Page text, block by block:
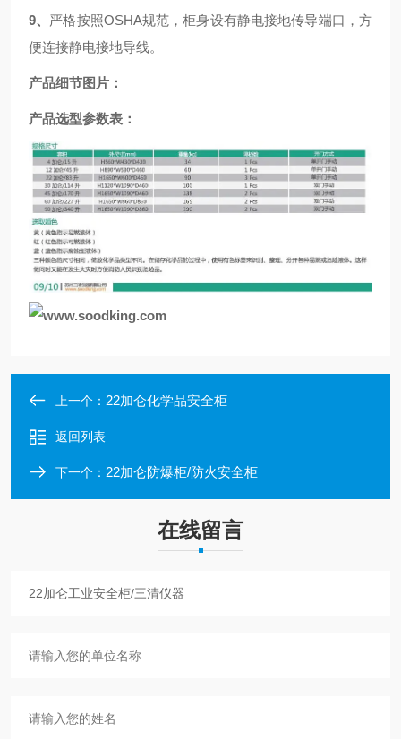
9、 严格按照OSHA规范，柜身设有静电接地传导端口，方
便连接静电接地导线。
产品细节图片：
产品选型参数表：
上一个： 22加仑化学品安全柜
返回列表
下一个： 22加仑防爆柜/防火安全柜
在线留言